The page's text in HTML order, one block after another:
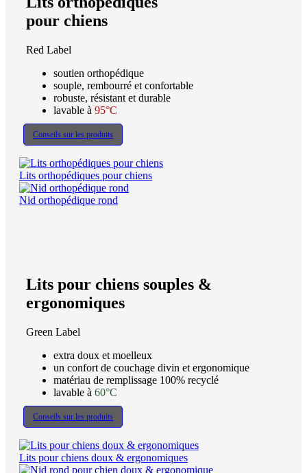
pour chiens
Red Label
soutien orthopédique
souple, rembourré et confortable
robuste, résistant et durable
lavable à 95°C
Conseils sur les produits
Lits orthopédiques pour chiens
Nid orthopédique rond
Lits pour chiens souples &
ergonomiques
Green Label
extra doux et moelleux
un confort de couchage divin et ergonomique
matériau de remplissage 100% recyclé
lavable à 60°C
Conseils sur les produits
Lits pour chiens doux & ergonomiques